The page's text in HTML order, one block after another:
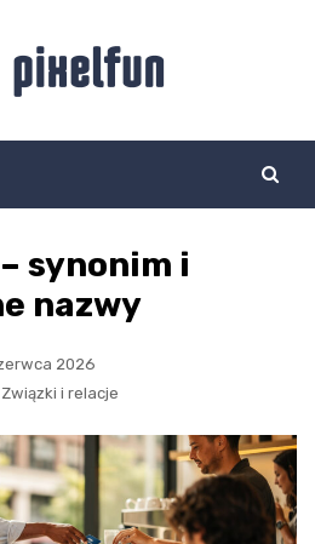
synonim i
nazwy
2026
Związki i relacje